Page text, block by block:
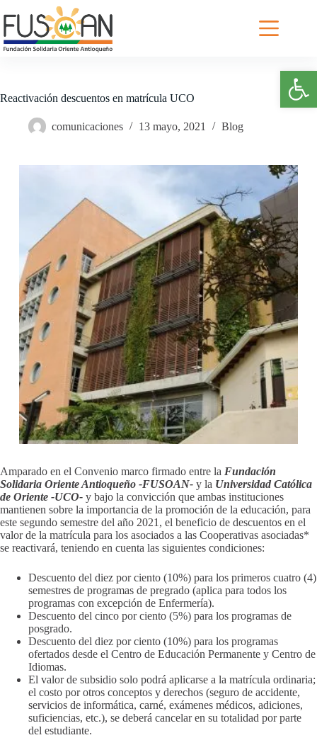
Abrir barra de herramientas
al
contenido
Reactivación descuentos en matrícula UCO
comunicaciones 13 mayo, 2021 Blog
Amparado en el Convenio marco firmado entre la Fundación
Solidaria Oriente Antioqueño -FUSOAN- y la Universidad Católica
de Oriente -UCO- y bajo la convicción que ambas instituciones
mantienen sobre la importancia de la promoción de la educación, para
este segundo semestre del año 2021, el beneficio de descuentos en el
valor de la matrícula para los asociados a las Cooperativas asociadas*
se reactivará, teniendo en cuenta las siguientes condiciones:
Descuento del diez por ciento (10%) para los primeros cuatro (4)
semestres de programas de pregrado (aplica para todos los
programas con excepción de Enfermería).
Descuento del cinco por ciento (5%) para los programas de
posgrado.
Descuento del diez por ciento (10%) para los programas
ofertados desde el Centro de Educación Permanente y Centro de
Idiomas.
El valor de subsidio solo podrá aplicarse a la matrícula ordinaria;
el costo por otros conceptos y derechos (seguro de accidente,
servicios de informática, carné, exámenes médicos, adiciones,
suficiencias, etc.), se deberá cancelar en su totalidad por parte
del estudiante.